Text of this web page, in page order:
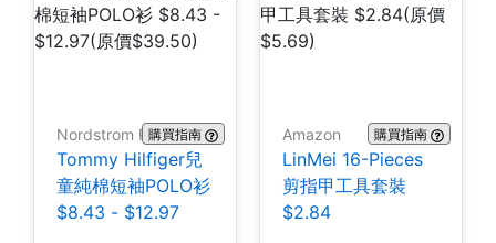
Nordstrom Rack購買指南
Tommy Hilfiger兒
童純棉短袖POLO衫
$8.43 - $12.97
Amazon 購買指南
LinMei 16-Pieces
剪指甲工具套裝
$2.84